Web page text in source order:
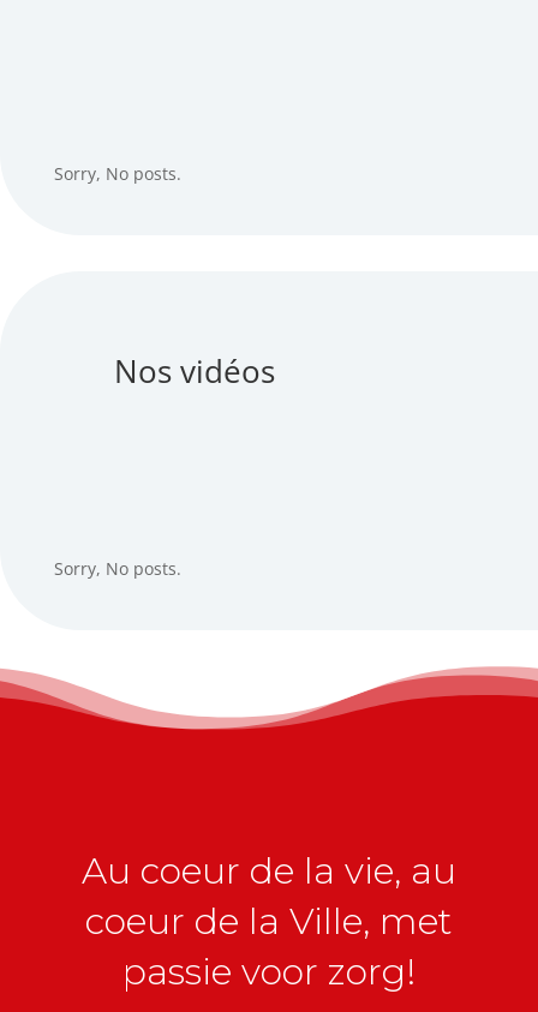
Sorry, No posts.
Nos vidéos
Sorry, No posts.
Au coeur de la vie, au
coeur de la Ville, met
passie voor zorg!